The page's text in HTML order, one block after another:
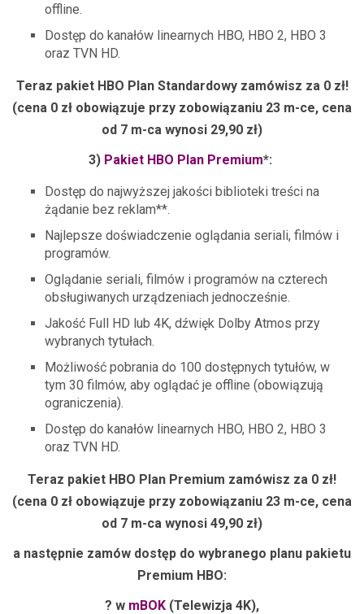
offline.
Dostęp do kanałów linearnych HBO, HBO 2, HBO 3
oraz TVN HD.
Teraz pakiet HBO Plan Standardowy zamówisz za 0 zł!
(cena 0 zł obowiązuje przy zobowiązaniu 23 m-ce, cena
od 7 m-ca wynosi 29,90 zł)
3) Pakiet HBO Plan Premium*:
Dostęp do najwyższej jakości biblioteki treści na
żądanie bez reklam**.
Najlepsze doświadczenie oglądania seriali, filmów i
programów.
Oglądanie seriali, filmów i programów na czterech
obsługiwanych urządzeniach jednocześnie.
Jakość Full HD lub 4K, dźwięk Dolby Atmos przy
wybranych tytułach.
Możliwość pobrania do 100 dostępnych tytułów, w
tym 30 filmów, aby oglądać je offline (obowiązują
ograniczenia).
Dostęp do kanałów linearnych HBO, HBO 2, HBO 3
oraz TVN HD.
Teraz pakiet HBO Plan Premium zamówisz za 0 zł!
(cena 0 zł obowiązuje przy zobowiązaniu 23 m-ce, cena
od 7 m-ca wynosi 49,90 zł)
a następnie zamów dostęp do wybranego planu pakietu
Premium HBO:
? w mBOK (Telewizja 4K),